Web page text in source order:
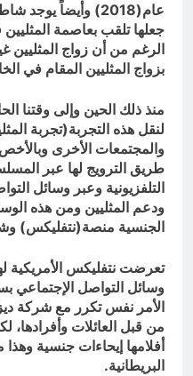
عام(2018) وأيضاً
جعلها تلقب بعاصمة
الرغم من أن زواج المثليين
بزواج المثليين المقام في
منذ ذلك الحين وإلى وقتنا
لنقل هذه التجربة(تجربة
والمجتمعات الأخرى
طريق الترويج لها عبر
التلفزيونية وعبر وسائل
ودعم المثليين ومن هذه
الجنسية منصة(نتفليكس)
تعرضت نتفليكس الأمريكية
وسائل التواصل الإجتماعي
الأمر نفس تكرر مع شركة
من قبل العائلات
أفلامها إيحاءات جنسية وهذا
البريطانية.